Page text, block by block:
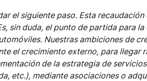
el siguiente paso. Esta
sin duda, el punto de partida para
Nuestras ambiciones de
el crecimiento externo, para
de la estrategia de
etc.), mediante asociaciones o